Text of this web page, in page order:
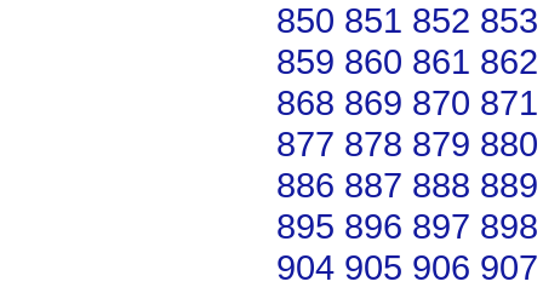
850 851 852 853
859 860 861 862
868 869 870 871
877 878 879 880
886 887 888 889
895 896 897 898
904 905 906 907